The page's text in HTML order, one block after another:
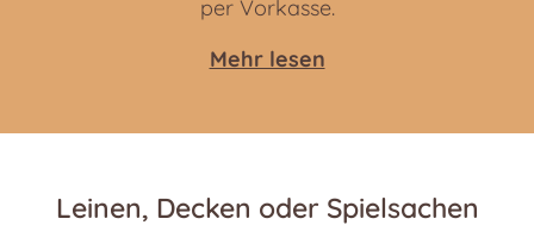
per Vorkasse.
Mehr lesen
Leinen, Decken oder Spielsachen